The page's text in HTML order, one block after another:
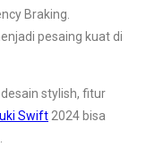
Braking.
pesaing kuat di
stylish, fitur
Swift 2024 bisa